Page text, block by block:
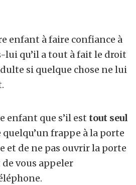
enfant à faire confiance à
qu’il a tout à fait le droit
si quelque chose ne lui
enfant que s’il est tout seul
quelqu’un frappe à la porte
et de ne pas ouvrir la porte
de vous appeler